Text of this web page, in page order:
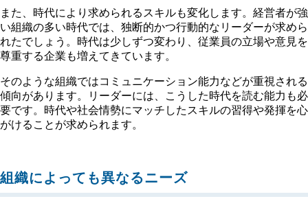
また、時代により求められるスキルも変化します。経営者が強
い組織の多い時代では、独断的かつ行動的なリーダーが求めら
れたでしょう。時代は少しずつ変わり、従業員の立場や意見を
尊重する企業も増えてきています。
そのような組織ではコミュニケーション能力などが重視される
傾向があります。リーダーには、こうした時代を読む能力も必
要です。時代や社会情勢にマッチしたスキルの習得や発揮を心
がけることが求められます。
組織によっても異なるニーズ